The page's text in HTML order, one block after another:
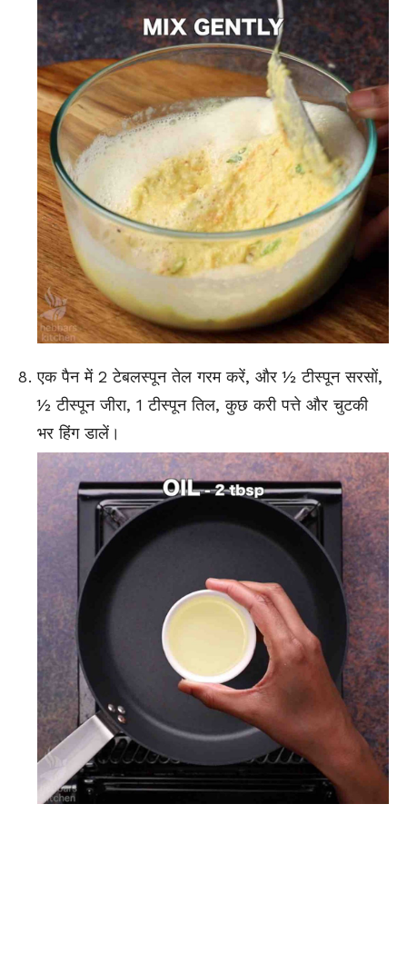
एक पैन में 2 टेबलस्पून तेल गरम करें, और ½ टीस्पून सरसों,
½ टीस्पून जीरा, 1 टीस्पून तिल, कुछ करी पत्ते और चुटकी
भर हिंग डालें।